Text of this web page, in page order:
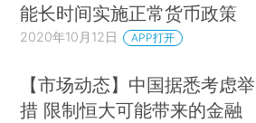
能长时间实施正常货币政策
2020年10月12日 APP打开
【市场动态】中国据悉考虑举
措 限制恒大可能带来的金融